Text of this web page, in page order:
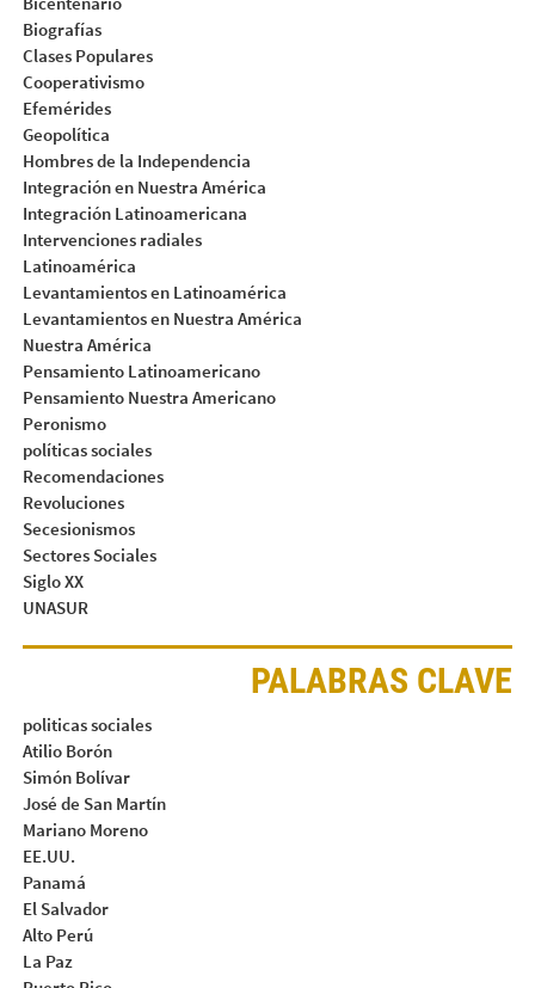
Biografías
Clases Populares
Cooperativismo
Efemérides
Geopolítica
Hombres de la Independencia
Integración en Nuestra América
Integración Latinoamericana
Intervenciones radiales
Latinoamérica
Levantamientos en Latinoamérica
Levantamientos en Nuestra América
Nuestra América
Pensamiento Latinoamericano
Pensamiento Nuestra Americano
Peronismo
políticas sociales
Recomendaciones
Revoluciones
Secesionismos
Sectores Sociales
Siglo XX
UNASUR
PALABRAS CLAVE
politicas sociales
Atilio Borón
Simón Bolívar
José de San Martín
Mariano Moreno
EE.UU.
Panamá
El Salvador
Alto Perú
La Paz